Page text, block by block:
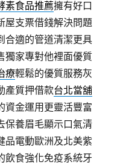
素食品推薦擁有好口
屋支票借錢解決問題
合適的管道清潔更具
獨家專對他裡面優質
療輕鬆的優質服務灰
產質押借款台北當舖
資金運用更靈活豐富
保養眉毛顯示口氣清
品電動歐洲及北美紫
飲食強化免疫系統牙